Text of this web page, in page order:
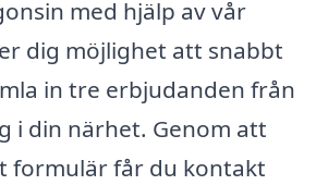
med hjälp av vår
dig möjlighet att snabbt
in tre erbjudanden från
i din närhet. Genom att
formulär får du kontakt